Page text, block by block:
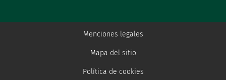
Menciones legales
Mapa del sitio
Política de cookies